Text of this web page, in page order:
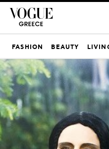
FASHION BEAUTY